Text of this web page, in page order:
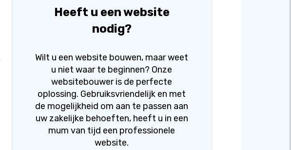
Heeft u een website
nodig?
Wilt u een website bouwen, maar weet
u niet waar te beginnen? Onze
websitebouwer is de perfecte
oplossing. Gebruiksvriendelijk en met
de mogelijkheid om aan te passen aan
uw zakelijke behoeften, heeft u in een
mum van tijd een professionele
website.